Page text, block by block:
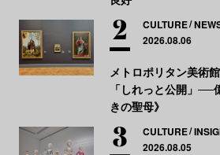
CULTURE
2026.08.06
メトロポリタン美術
「しれっと公開」──
きの聖母》
CULTURE
2026.08.05